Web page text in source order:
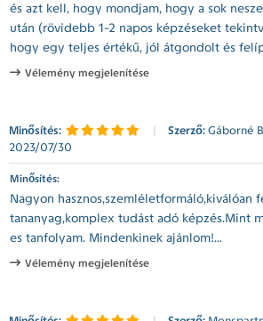
és azt kell, hogy mondjam, hogy a sok
után (rövidebb 1-2 napos képzéseket
hogy egy teljes értékű, jól átgondolt és
Vélemény megjelenítése
Minősítés: Szerző: Gáborné
2023/07/30
Minősítés:
Nagyon hasznos,szemléletformáló,kiválóan
tananyag,komplex tudást adó képzés.Mint
es tanfolyam. Mindenkinek ajánlom!...
Vélemény megjelenítése